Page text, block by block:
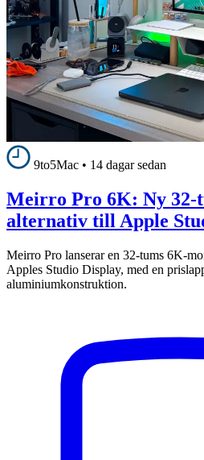
9to5Mac • 14 dagar sedan
Meirro Pro 6K: Ny 32-
alternativ till Apple
Meirro Pro lanserar en 32-tums 6K-
Apples Studio Display, med en
aluminiumkonstruktion.